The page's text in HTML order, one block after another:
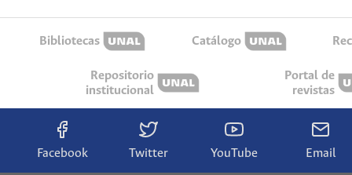
Bibliotecas Catálogo
Repositorio
institucional
Portal de
revistas
Facebook Twitter YouTube Email